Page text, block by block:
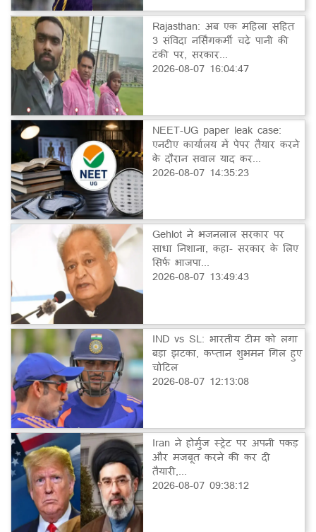
Rajasthan: अब एक महिला सहित
3 संविदा नर्सिंगकर्मी चढ़े पानी की
टंकी पर, सरकार...
2026-08-07 16:04:47
NEET-UG paper leak case:
एनटीए कार्यालय में पेपर तैयार करने
के दौरान सवाल याद कर...
2026-08-07 14:35:23
Gehlot ने भजनलाल सरकार पर
साधा निशाना, कहा- सरकार के लिए
सिर्फ भाजपा...
2026-08-07 13:49:43
IND vs SL: भारतीय टीम को लगा
बड़ा झटका, कप्तान शुभमन गिल हुए
चोटिल
2026-08-07 12:13:08
Iran ने होर्मुज स्ट्रेट पर अपनी पकड़
और मजबूत करने की कर दी
तैयारी,...
2026-08-07 09:38:12